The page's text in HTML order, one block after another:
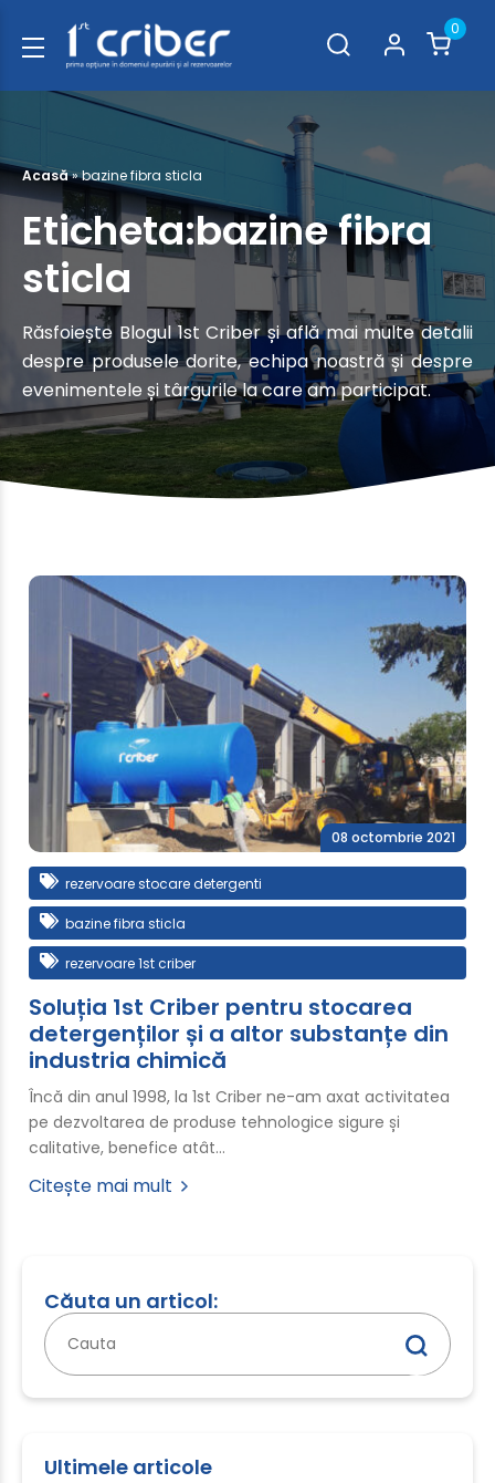
0
Acasă»bazine fibra sticla
Eticheta:bazine fibra
sticla
Răsfoiește Blogul 1st Criber și află mai multe detalii
despre produsele dorite, echipa noastră și despre
evenimentele și târgurile la care am participat.
Căuta un articol:
Caută
după:
Ultimele articole
08 octombrie 2021
rezervoare stocare detergenti
bazine fibra sticla
rezervoare 1st criber
Soluția 1st Criber pentru stocarea
detergenților și a altor substanțe din
industria chimică
Încă din anul 1998, la 1st Criber ne-am axat activitatea
pe dezvoltarea de produse tehnologice sigure și
calitative, benefice atât…
Citește mai mult